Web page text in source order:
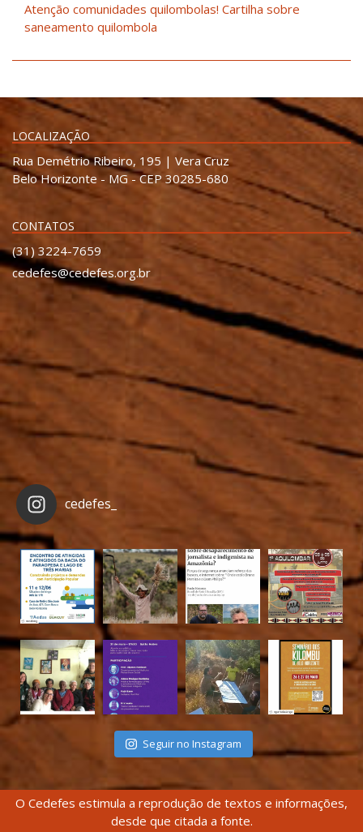
Atenção comunidades quilombolas! Cartilha sobre
saneamento quilombola
LOCALIZAÇÃO
Rua Demétrio Ribeiro, 195 | Vera Cruz
Belo Horizonte - MG - CEP 30285-680
CONTATOS
(31) 3224-7659
cedefes@cedefes.org.br
cedefes_
Seguir no Instagram
O Cedefes estimula a reprodução de textos e informações,
desde que citada a fonte.